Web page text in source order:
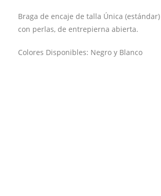
Braga de encaje de talla Única
con perlas, de entrepierna abierta.
Colores Disponibles: Negro y Blanco